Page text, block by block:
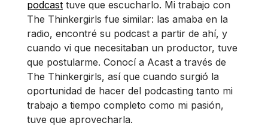
podcast tuve que escucharlo. Mi trabajo con
The Thinkergirls fue similar: las amaba en la
radio, encontré su podcast a partir de ahí, y
cuando vi que necesitaban un productor, tuve
que postularme. Conocí a Acast a través de
The Thinkergirls, así que cuando surgió la
oportunidad de hacer del podcasting tanto mi
trabajo a tiempo completo como mi pasión,
tuve que aprovecharla.